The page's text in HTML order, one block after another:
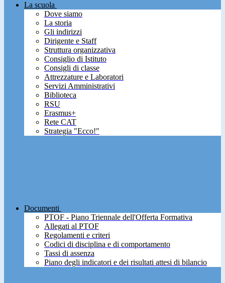
La scuola
Dove siamo
La storia
Gli indirizzi
Dirigente e Staff
Struttura organizzativa
Consiglio di Istituto
Consigli di classe
Attrezzature e Laboratori
Servizi Amministrativi
Biblioteca
RSU
Erasmus+
Rete CAT
Strategia "Ecco!"
Documenti
PTOF - Piano Triennale dell'Offerta Formativa
Allegati al PTOF
Regolamenti e criteri
Codici di disciplina e di comportamento
Tassi di assenza
Piano degli indicatori e dei risultati attesi di bilancio